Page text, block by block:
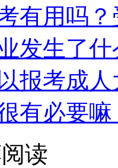
有用吗
发生了
报考成
有必要
读